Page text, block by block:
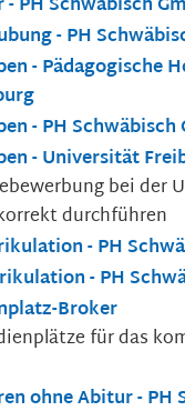
- PH
- Pädagogische
- PH Schwäbisch
- Universität
bei der
durchführen
- PH
- PH
Broker
für das
ohne Abitur - PH